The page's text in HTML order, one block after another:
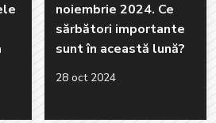
noiembrie 2024. Ce
sărbători importante
sunt în această lună?
28 oct 2024